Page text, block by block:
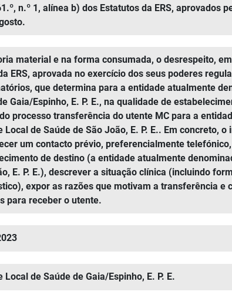
n.º 1, alínea b) dos Estatutos da ERS, aprovados
material e na forma consumada, o desrespeito,
ERS, aprovada no exercício dos seus poderes
que determina para a entidade atualmente
Gaia/Espinho, E. P. E., na qualidade de
processo transferência do utente MC para a
Local de Saúde de São João, E. P. E.. Em concreto,
um contacto prévio, preferencialmente
de destino (a entidade atualmente
E. P. E.), descrever a situação clínica (incluindo
expor as razões que motivam a transferência e
para receber o utente.
Local de Saúde de Gaia/Espinho, E. P. E.